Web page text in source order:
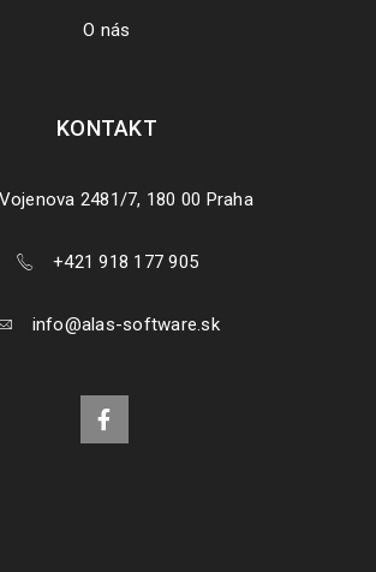
O nás
KONTAKT
Vojenova 2481/7, 180 00 Praha
+421 918 177 905
info@alas-software.sk